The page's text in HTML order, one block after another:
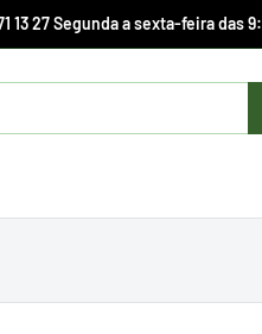
27 Segunda a sexta-feira das